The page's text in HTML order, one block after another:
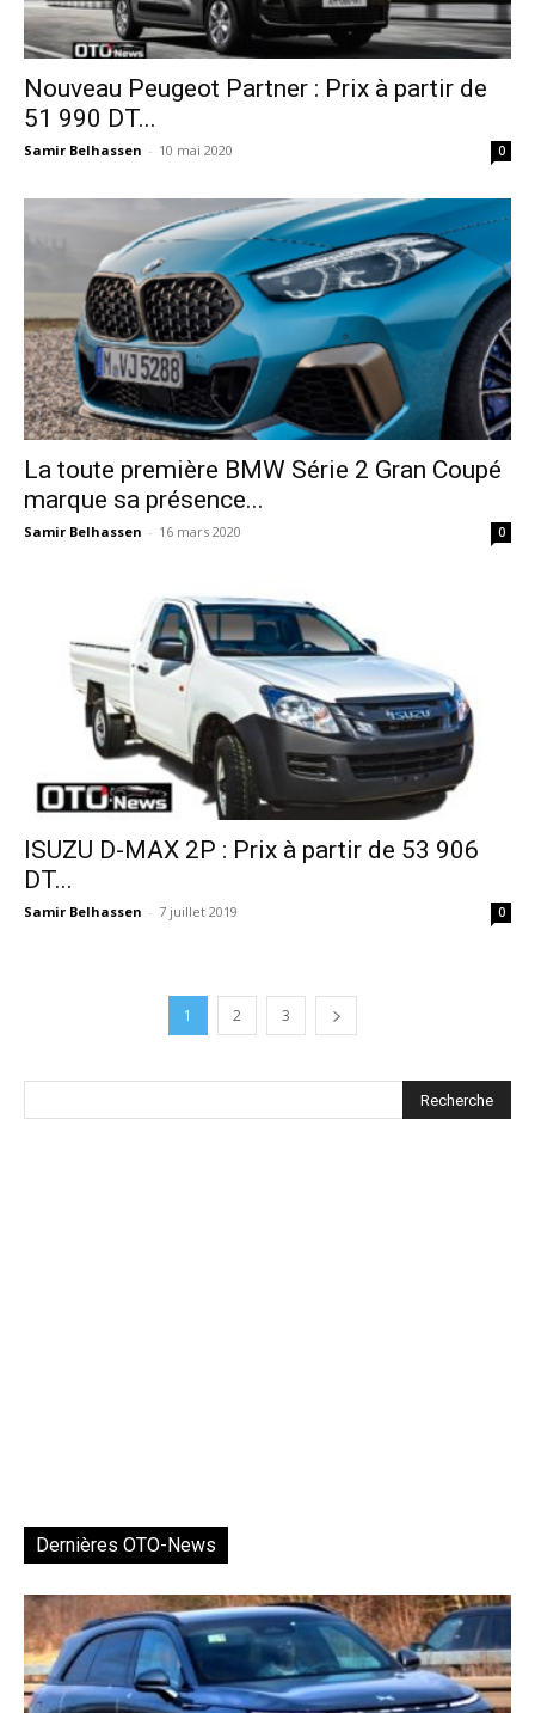
Nouveau Peugeot Partner : Prix à partir de
51 990 DT...
Samir Belhassen - 10 mai 2020 0
La toute première BMW Série 2 Gran Coupé
marque sa présence...
Samir Belhassen - 16 mars 2020 0
ISUZU D-MAX 2P : Prix à partir de 53 906
DT...
Samir Belhassen - 7 juillet 2019 0
1 2 3
Dernières OTO-News